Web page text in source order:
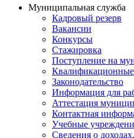
Муниципальная служба
Кадровый резерв
Вакансии
Конкурсы
Стажировка
Поступление на
Квалификационные
Законодательство
Информация для
Аттестация
Контактная
Учебные
Сведения о